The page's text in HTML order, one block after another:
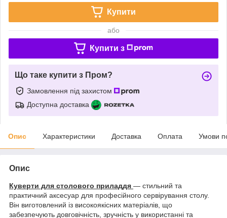
Купити
або
Купити з
Що таке купити з Пром?
Замовлення під захистом
Доступна доставка
Опис Характеристики Доставка Оплата Умови
Опис
Куверти для столового приладдя — стильний та
практичний аксесуар для професійного сервірування столу.
Він виготовлений із високоякісних матеріалів, що
забезпечують довговічність, зручність у використанні та